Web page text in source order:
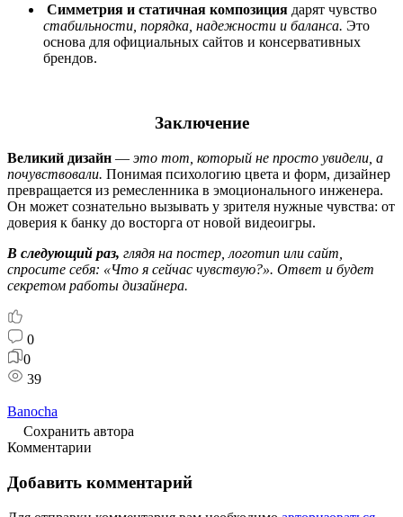
Симметрия и статичная композиция дарят чувство
стабильности, порядка, надежности и баланса. Это
основа для официальных сайтов и консервативных
брендов.
Заключение
Великий дизайн — это тот, который не просто увидели, а
почувствовали. Понимая психологию цвета и форм, дизайнер
превращается из ремесленника в эмоционального инженера.
Он может сознательно вызывать у зрителя нужные чувства: от
доверия к банку до восторга от новой видеоигры.
В следующий раз, глядя на постер, логотип или сайт,
спросите себя: «Что я сейчас чувствую?». Ответ и будет
секретом работы дизайнера.
0
0
39
Banocha
Сохранить автора
Комментарии
Добавить комментарий